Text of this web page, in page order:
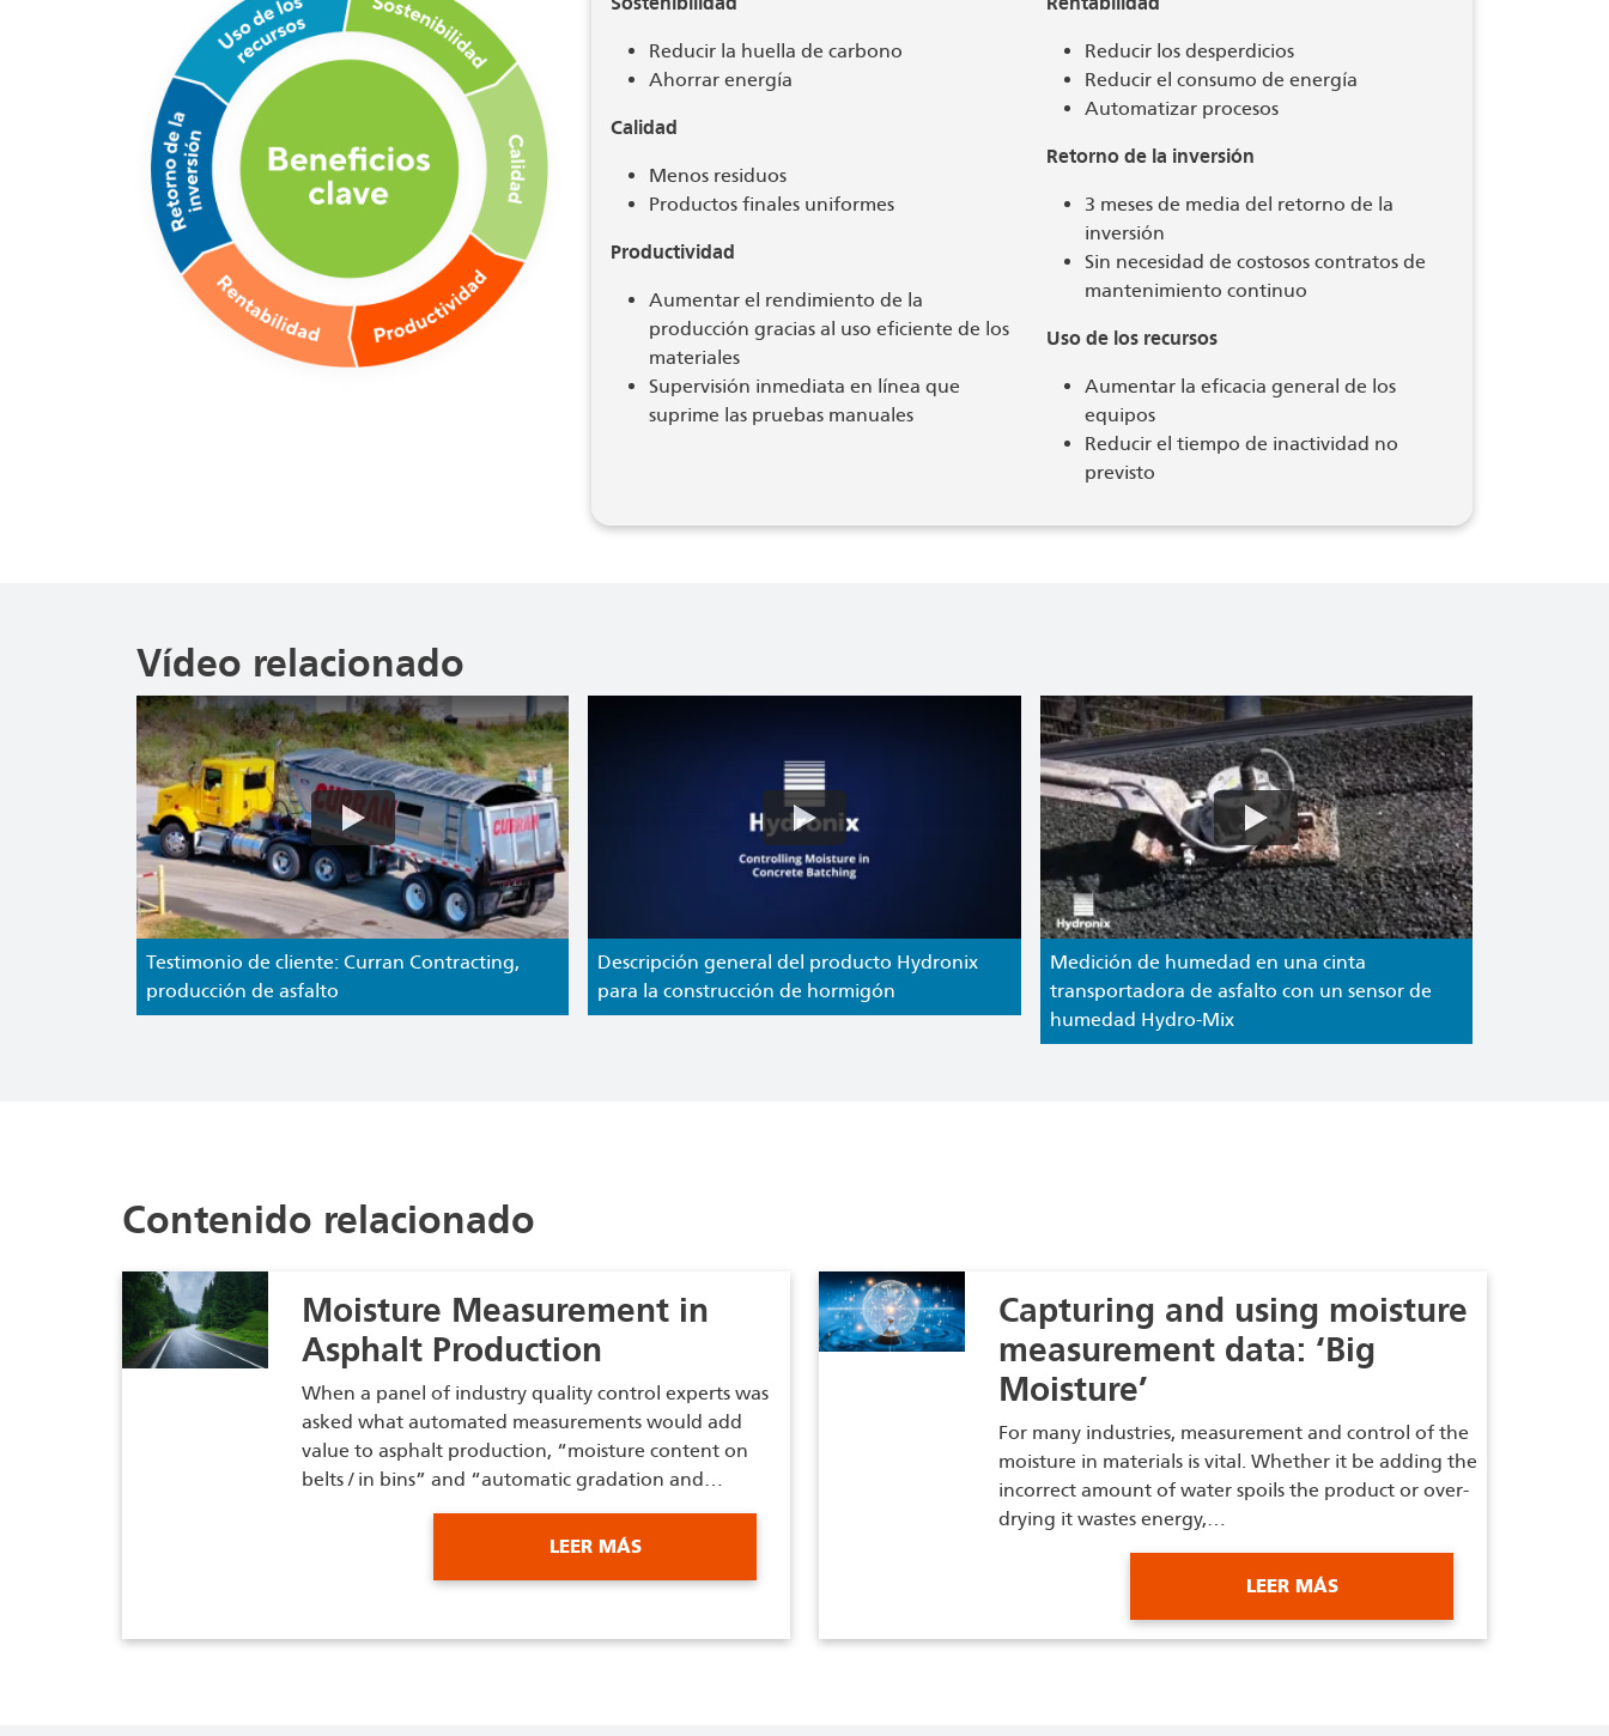
Reducir la huella de carbono
Ahorrar energía
Calidad
Menos residuos
Productos finales uniformes
Productividad
Aumentar el rendimiento de la
producción gracias al uso eficiente de los
materiales
Supervisión inmediata en línea que
suprime las pruebas manuales
Reducir los desperdicios
Reducir el consumo de energía
Automatizar procesos
Retorno de la inversión
3 meses de media del retorno de la
inversión
Sin necesidad de costosos contratos de
mantenimiento continuo
Uso de los recursos
Aumentar la eficacia general de los
equipos
Reducir el tiempo de inactividad no
previsto
Vídeo relacionado
Testimonio de cliente: Curran Contracting,
producción de asfalto
Descripción general del producto Hydronix
para la construcción de hormigón
Medición de humedad en una cinta
transportadora de asfalto con un sensor de
humedad Hydro-Mix
Contenido relacionado
Moisture Measurement in
Asphalt Production
When a panel of industry quality control experts was
asked what automated measurements would add
value to asphalt production, “moisture content on
belts / in bins” and “automatic gradation and…
LEER MÁS
Capturing and using moisture
measurement data: ‘Big
Moisture’
For many industries, measurement and control of the
moisture in materials is vital. Whether it be adding the
incorrect amount of water spoils the product or over-
drying it wastes energy,…
LEER MÁS